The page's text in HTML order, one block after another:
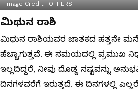
Image Credit : OTHERS
ಮಿಥುನ ರಾಶಿ
ಮಿಥುನ ರಾಶಿಯವರ ಜಾತಕದ ಹತ್ತನೇ
ಹೆಚ್ಚಾಗುತ್ತವೆ. ಈ ಸಮಯದಲ್ಲಿ ಪ್ರಮುಖ
ಇಲ್ಲದಿದ್ದರೆ, ನೀವು ದೊಡ್ಡ ನಷ್ಟವನ್ನು
ದಿನಗಳವರೆಗೆ ಇರುತ್ತದೆ. ಈ ದಿನಗಳಲ್ಲಿ